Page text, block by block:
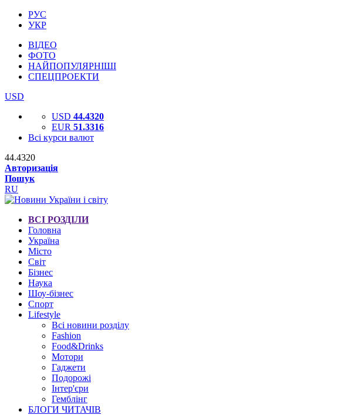
РУС
УКР
ВІДЕО
ФОТО
НАЙПОПУЛЯРНІШІ
СПЕЦПРОЕКТИ
USD
USD 44.4320
EUR 51.3316
Всі курси валют
44.4320
Авторизація
Пошук
RU
ВСІ РОЗДІЛИ
Головна
Україна
Місто
Світ
Бізнес
Наука
Шоу-бізнес
Спорт
Lifestyle
Всі новини розділу
Fashion
Food&Drinks
Мотори
Гаджети
Подорожі
Інтер'єри
Гемблінг
БЛОГИ ЧИТАЧІВ